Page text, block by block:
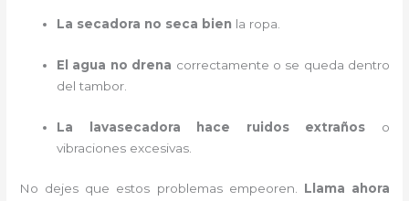
La secadora no seca bien la ropa.
El agua no drena correctamente o se queda dentro
del tambor.
La lavasecadora hace ruidos extraños o
vibraciones excesivas.
No dejes que estos problemas empeoren. Llama ahora